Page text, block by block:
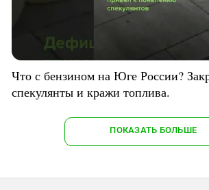
Что с бензином на Юге России?
спекулянты и кражи топлива.
ПОКАЗАТЬ БОЛЬШЕ